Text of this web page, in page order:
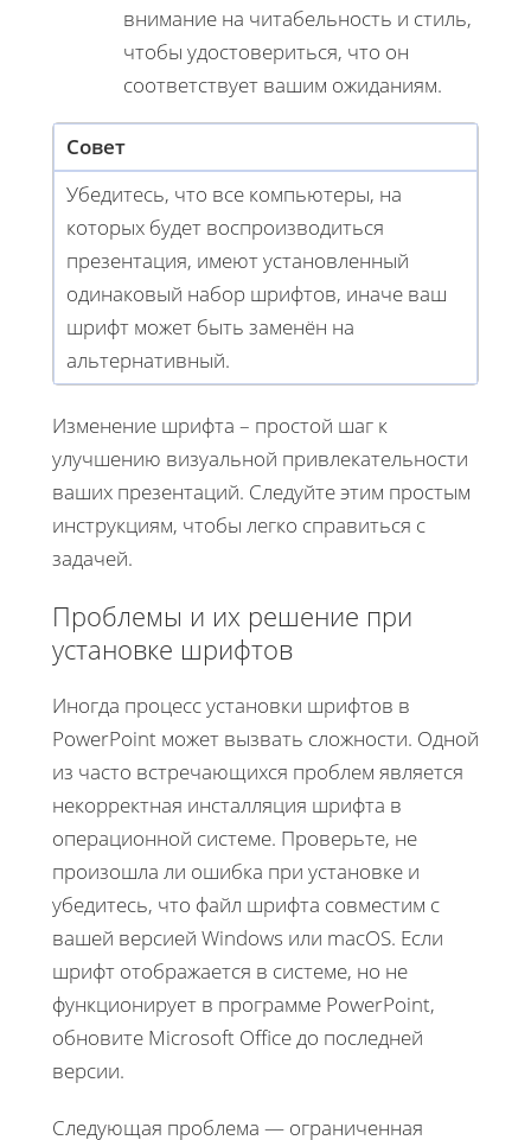
внимание на читабельность и стиль,
чтобы удостовериться, что он
соответствует вашим ожиданиям.
Совет
Убедитесь, что все компьютеры, на
которых будет воспроизводиться
презентация, имеют установленный
одинаковый набор шрифтов, иначе ваш
шрифт может быть заменён на
альтернативный.
Изменение шрифта – простой шаг к
улучшению визуальной привлекательности
ваших презентаций. Следуйте этим простым
инструкциям, чтобы легко справиться с
задачей.
Проблемы и их решение при
установке шрифтов
Иногда процесс установки шрифтов в
PowerPoint может вызвать сложности. Одной
из часто встречающихся проблем является
некорректная инсталляция шрифта в
операционной системе. Проверьте, не
произошла ли ошибка при установке и
убедитесь, что файл шрифта совместим с
вашей версией Windows или macOS. Если
шрифт отображается в системе, но не
функционирует в программе PowerPoint,
обновите Microsoft Office до последней
версии.
Следующая проблема — ограниченная